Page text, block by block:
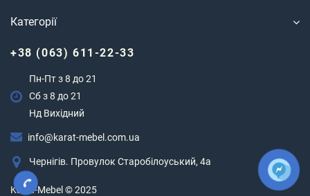
Категорії
+38 (063) 611-22-33
Пн-Пт з 8 до 21
Сб з 8 до 21
Нд Вихідний
info@karat-mebel.com.ua
Чернігів. Провулок Старобілоуський, 4а
Karat-Mebel © 2025